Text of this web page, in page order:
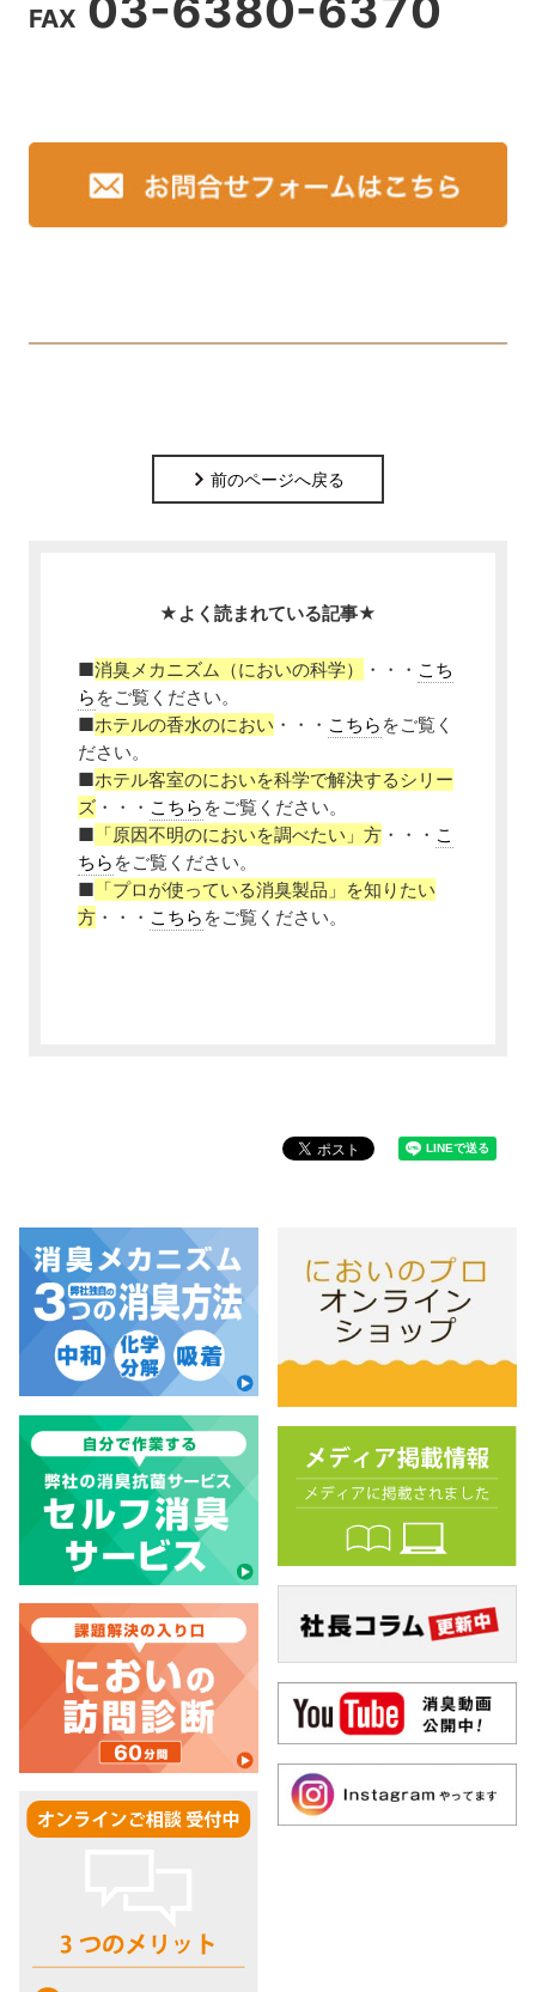
FAX 03-6380-6370
前のページへ戻る
★よく読まれている記事★
■消臭メカニズム（においの科学） ・・・ こち
ら をご覧ください。
■ホテルの香水のにおい ・・・ こちら をご覧く
ださい。
■ホテル客室のにおいを科学で解決するシリー
ズ ・・・ こちら をご覧ください。
■ 「原因不明のにおいを調べたい」方 ・・・ こ
ちら をご覧ください。
■ 「プロが使っている消臭製品」を知りたい
方 ・・・ こちら をご覧ください。